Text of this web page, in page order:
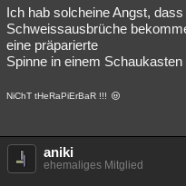
Ich hab solcheine Angst,
Schweissausbrüche
eine präparierte
Spinne in einem Schaukasten
NiChT tHeRaPiErBaR !!!
aniki
ehemaliges Mitglied